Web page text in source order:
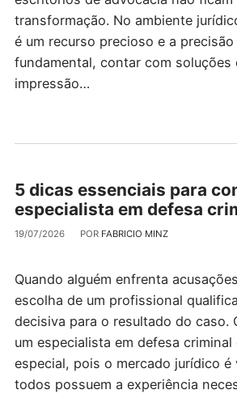
transformação. No ambiente
é um recurso precioso e a
fundamental, contar com soluções
impressão…
5 dicas essenciais para
especialista em defesa
19/07/2026 POR FABRICIO MINZ
Quando alguém enfrenta
escolha de um profissional
decisiva para o resultado do caso.
um especialista em defesa criminal
especial, pois o mercado jurídico é
todos possuem a experiência